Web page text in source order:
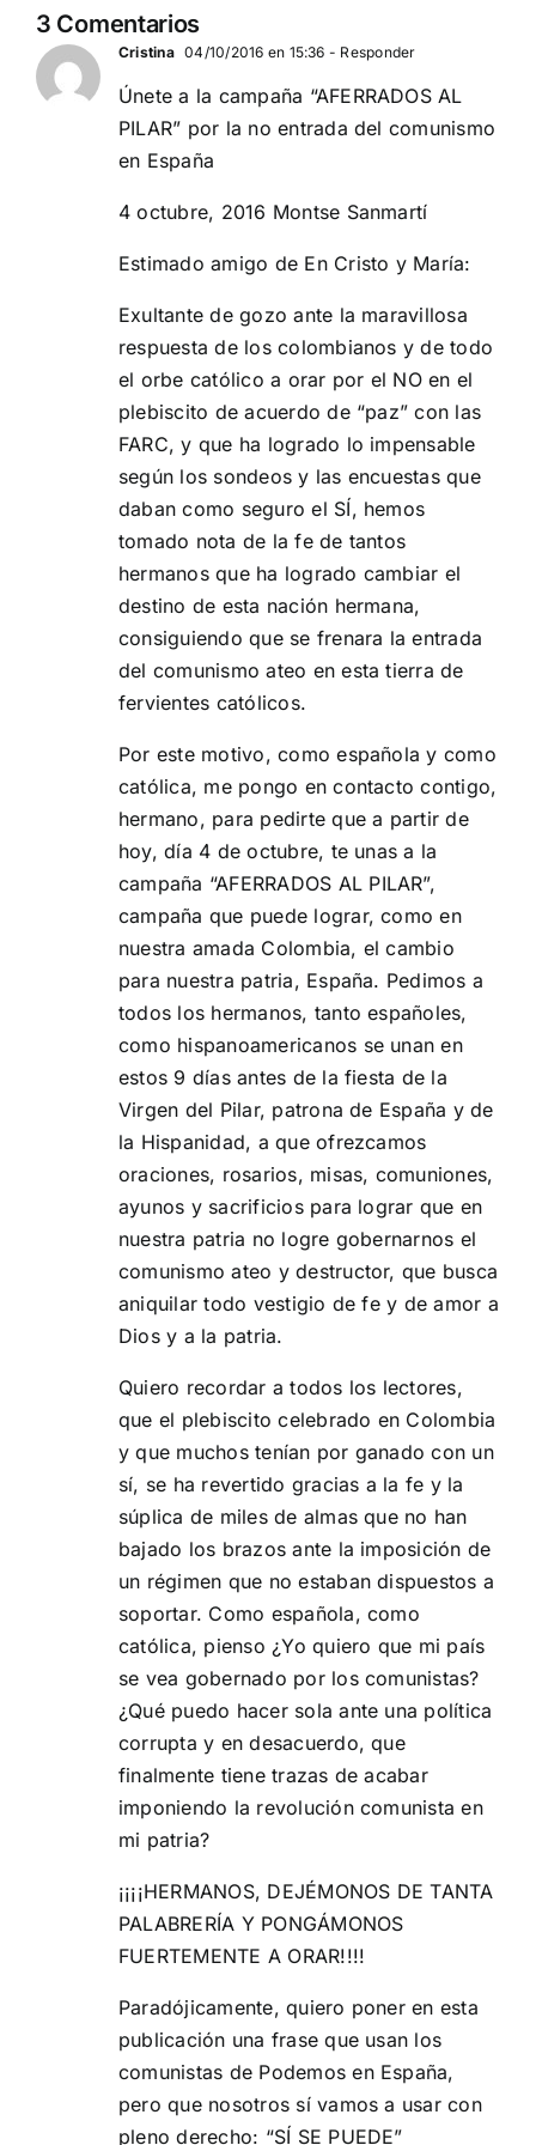
EUROPA
ESPAÑA
3 Comentarios
Cristina 04/10/2016 en 15:36 - Responder
Únete a la campaña “AFERRADOS AL
PILAR” por la no entrada del comunismo
en España
4 octubre, 2016 Montse Sanmartí
Estimado amigo de En Cristo y María:
Exultante de gozo ante la maravillosa
respuesta de los colombianos y de todo
el orbe católico a orar por el NO en el
plebiscito de acuerdo de “paz” con las
FARC, y que ha logrado lo impensable
según los sondeos y las encuestas que
daban como seguro el SÍ, hemos
tomado nota de la fe de tantos
hermanos que ha logrado cambiar el
destino de esta nación hermana,
consiguiendo que se frenara la entrada
del comunismo ateo en esta tierra de
fervientes católicos.
Por este motivo, como española y como
católica, me pongo en contacto contigo,
hermano, para pedirte que a partir de
hoy, día 4 de octubre, te unas a la
campaña “AFERRADOS AL PILAR”,
campaña que puede lograr, como en
nuestra amada Colombia, el cambio
para nuestra patria, España. Pedimos a
todos los hermanos, tanto españoles,
como hispanoamericanos se unan en
estos 9 días antes de la fiesta de la
Virgen del Pilar, patrona de España y de
la Hispanidad, a que ofrezcamos
oraciones, rosarios, misas, comuniones,
ayunos y sacrificios para lograr que en
nuestra patria no logre gobernarnos el
comunismo ateo y destructor, que busca
aniquilar todo vestigio de fe y de amor a
Dios y a la patria.
Quiero recordar a todos los lectores,
que el plebiscito celebrado en Colombia
y que muchos tenían por ganado con un
sí, se ha revertido gracias a la fe y la
súplica de miles de almas que no han
bajado los brazos ante la imposición de
un régimen que no estaban dispuestos a
soportar. Como española, como
católica, pienso ¿Yo quiero que mi país
se vea gobernado por los comunistas?
¿Qué puedo hacer sola ante una política
corrupta y en desacuerdo, que
finalmente tiene trazas de acabar
imponiendo la revolución comunista en
mi patria?
¡¡¡¡HERMANOS, DEJÉMONOS DE TANTA
PALABRERÍA Y PONGÁMONOS
FUERTEMENTE A ORAR!!!!
Paradójicamente, quiero poner en esta
publicación una frase que usan los
comunistas de Podemos en España,
pero que nosotros sí vamos a usar con
pleno derecho: “SÍ SE PUEDE”